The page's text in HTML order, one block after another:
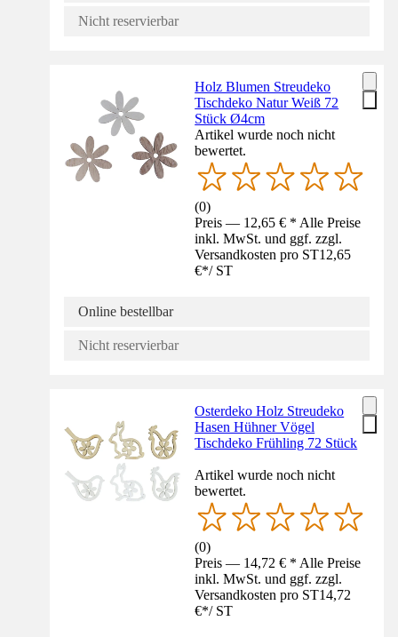
Nicht reservierbar
Holz Blumen Streudeko
Tischdeko Natur Weiß 72
Stück Ø4cm
Artikel wurde noch nicht
bewertet.
(0)
Preis — 12,65 € * Alle Preise
inkl. MwSt. und ggf. zzgl.
Versandkosten pro ST12,65
€*/ ST
Online bestellbar
Nicht reservierbar
Osterdeko Holz Streudeko
Hasen Hühner Vögel
Tischdeko Frühling 72 Stück
Artikel wurde noch nicht
bewertet.
(0)
Preis — 14,72 € * Alle Preise
inkl. MwSt. und ggf. zzgl.
Versandkosten pro ST14,72
€*/ ST